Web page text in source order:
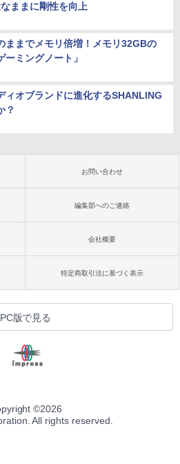
ままに剛性を向上
ままでメモリ倍増！メモリ32GBの
ーミングノート」
ィオブランドに進化するSHANLING
？
お問い合わせ
編集部へのご連絡
会社概要
特定商取引法に基づく表示
PC版で見る
©2026
All rights reserved.